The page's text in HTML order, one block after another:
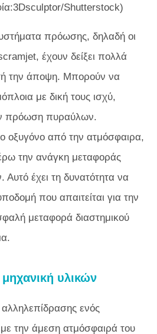
Shutterstock)
πρόωσης, δηλαδή οι
έχουν δείξει πολλά
την άποψη. Μπορούν να
με δική τους ισχύ,
πρόωση πυραύλων.
οξυγόνο από την ατμόσφαιρα,
την ανάγκη μεταφοράς
έχει τη δυνατότητα να
που απαιτείται για την
μεταφορά διαστημικού
υλικών
αλληλεπίδρασης ενός
την άμεση ατμόσφαιρά του